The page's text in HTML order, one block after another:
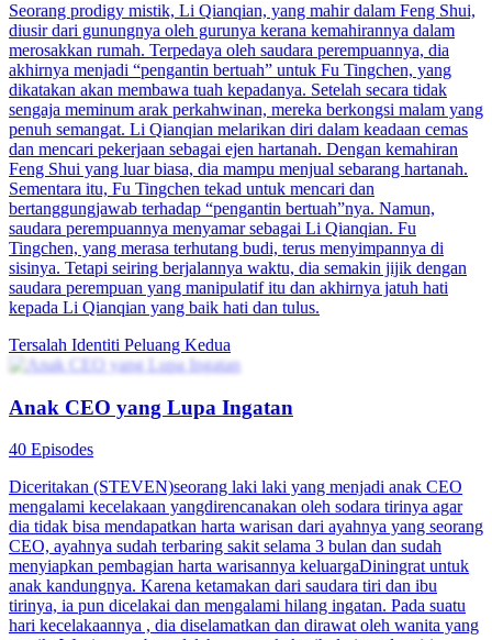
Seorang prodigy mistik, Li Qianqian, yang mahir dalam Feng Shui,
diusir dari gunungnya oleh gurunya kerana kemahirannya dalam
merosakkan rumah. Terpedaya oleh saudara perempuannya, dia
akhirnya menjadi “pengantin bertuah” untuk Fu Tingchen, yang
dikatakan akan membawa tuah kepadanya. Setelah secara tidak
sengaja meminum arak perkahwinan, mereka berkongsi malam yang
penuh semangat. Li Qianqian melarikan diri dalam keadaan cemas
dan mencari pekerjaan sebagai ejen hartanah. Dengan kemahiran
Feng Shui yang luar biasa, dia mampu menjual sebarang hartanah.
Sementara itu, Fu Tingchen tekad untuk mencari dan
bertanggungjawab terhadap “pengantin bertuah”nya. Namun,
saudara perempuannya menyamar sebagai Li Qianqian. Fu
Tingchen, yang merasa terhutang budi, terus menyimpannya di
sisinya. Tetapi seiring berjalannya waktu, dia semakin jijik dengan
saudara perempuan yang manipulatif itu dan akhirnya jatuh hati
kepada Li Qianqian yang baik hati dan tulus.
Tersalah Identiti Peluang Kedua